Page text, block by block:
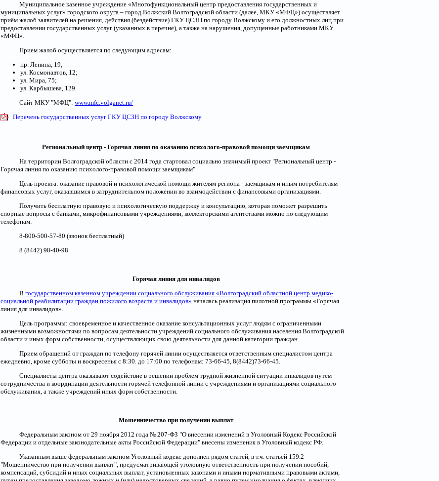
Муниципальное казенное учреждение «Многофункциональный центр предоставления государственных и
муниципальных услуг» городского округа – город Волжский Волгоградской области (далее, МКУ «МФЦ») осуществляет
приём жалоб заявителей на решения, действия (бездействие) ГКУ ЦСЗН по городу Волжскому и его должностных лиц при
предоставлении государственных услуг (указанных в перечне), а также на нарушения, допущенные работниками МКУ
«МФЦ».
Прием жалоб осуществляется по следующим адресам:
пр. Ленина, 19;
ул. Космонавтов, 12;
ул. Мира, 75;
ул. Карбышева, 129.
Сайт МКУ "МФЦ":www.mfc.volganet.ru/
Перечень государственных услуг ГКУ ЦСЗН по городу Волжскому
Региональный центр - Горячая линия по оказанию психолого-правовой помощи заемщикам
На территории Волгоградской области с 2014 года стартовал социально значимый проект "Региональный центр -
Горячая линия по оказанию психолого-правовой помощи заемщикам".
Цель проекта: оказание правовой и психологической помощи жителям региона - заемщикам и иным потребителям
финансовых услуг, оказавшимся в затруднительном положении во взаимодействии с финансовыми организациями.
Получить бесплатную правовую и психологическую поддержку и консультацию, которая поможет разрешить
спорные вопросы с банками, микрофинансовыми учреждениями, коллекторскими агентствами можно по следующим
телефонам:
8-800-500-57-80 (звонок бесплатный)
8 (8442) 98-40-98
Горячая линия для инвалидов
Вгосударственном казенном учреждении социального обслуживания «Волгоградский областной центр медико-
социальной реабилитации граждан пожилого возраста и инвалидов» началась реализация пилотной программы «Горячая
линия для инвалидов».
Цель программы: своевременное и качественное оказание консультационных услуг людям с ограниченными
жизненными возможностями по вопросам деятельности учреждений социального обслуживания населения Волгоградской
области и иных форм собственности, осуществляющих свою деятельности для данной категории граждан.
Прием обращений от граждан по телефону горячей линии осуществляется ответственным специалистом центра
ежедневно, кроме субботы и воскресенья с 8:30. до 17:00 по телефонам: 73-66-45, 8(8442)73-66-45.
Специалисты центра оказывают содействие в решении проблем трудной жизненной ситуации инвалидов путем
сотрудничества и координации деятельности горячей телефонной линии с учреждениями и организациями социального
обслуживания, а также учреждений иных форм собственности.
Мошенничество при получении выплат
Федеральным законом от 29 ноября 2012 года № 207-ФЗ "О внесении изменений в Уголовный Кодекс Российской
Федерации и отдельные законодательные акты Российской Федерации" внесены изменения в Уголовный кодекс РФ.
Указанным выше федеральным законом Уголовный кодекс дополнен рядом статей, в т.ч. статьей 159.2
"Мошенничество при получении выплат", предусматривающей уголовную ответственность при получении пособий,
компенсаций, субсидий и иных социальных выплат, установленных законами и иными нормативными правовыми актами,